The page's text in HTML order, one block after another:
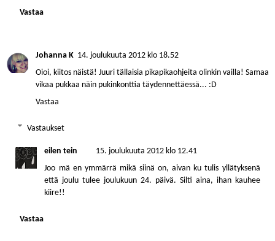
Vastaa
Johanna K 14. joulukuuta 2012 klo 18.52
Oioi, kiitos näistä! Juuri tällaisia pikapikaohjeita olinkin vailla! Samaa
vikaa pukkaa näin pukinkonttia täydennettäessä... :D
Vastaa
Vastaukset
eilen tein
15. joulukuuta 2012 klo 12.41
Joo mä en ymmärrä mikä siinä on, aivan ku tulis yllätyksenä
että joulu tulee joulukuun 24. päivä. Silti aina, ihan kauhee
kiire!!
Vastaa